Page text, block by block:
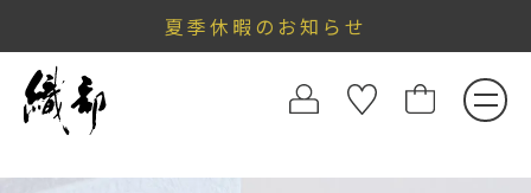
夏季休暇のお知らせ